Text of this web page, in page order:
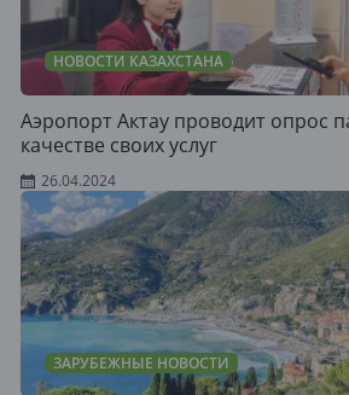
НОВОСТИ КАЗАХСТАНА
Аэропорт Актау проводит опрос
качестве своих услуг
26.04.2024
ЗАРУБЕЖНЫЕ НОВОСТИ